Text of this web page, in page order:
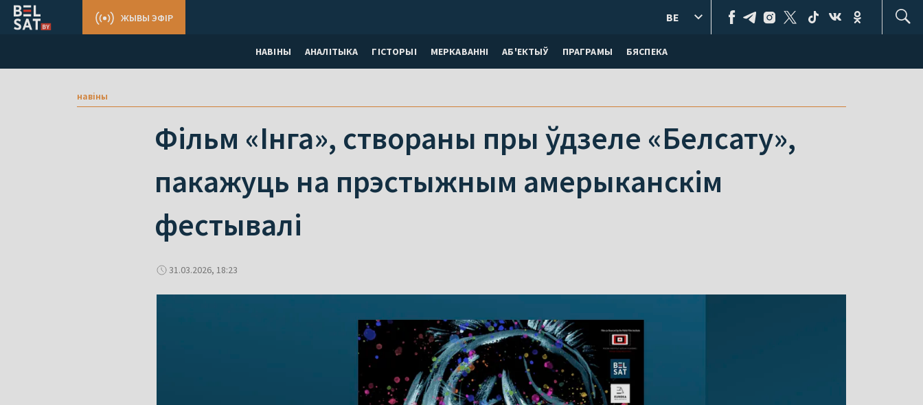
НАВІНЫ АНАЛІТЫКА ГІСТОРЫІ МЕРКАВАННI АБ'ЕКТЫЎ ПРАГРАМЫ БЯСПЕКА
ЖЫВЫ ЭФІР BE
навіны
Фільм «Інга», створаны пры ўдзеле «Белсату»,
пакажуць на прэстыжным амерыканскім
фестывалі
31.03.2026, 18:23